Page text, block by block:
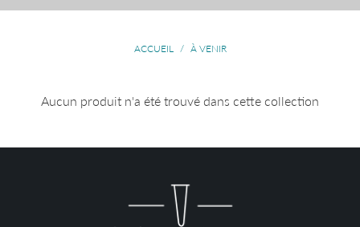
ACCUEIL / À VENIR
Aucun produit n'a été trouvé dans cette collection